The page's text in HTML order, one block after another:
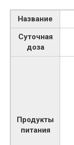
Название
Суточная
доза
Продукты
питания